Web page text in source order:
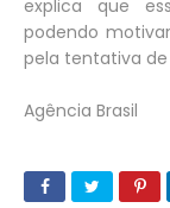
explica que
podendo
pela tentativa
Agência Brasil